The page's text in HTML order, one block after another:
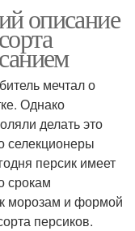
описание
мечтал о
Однако
делать это
селекционеры
персик имеет
срокам
морозам и формой
персиков.